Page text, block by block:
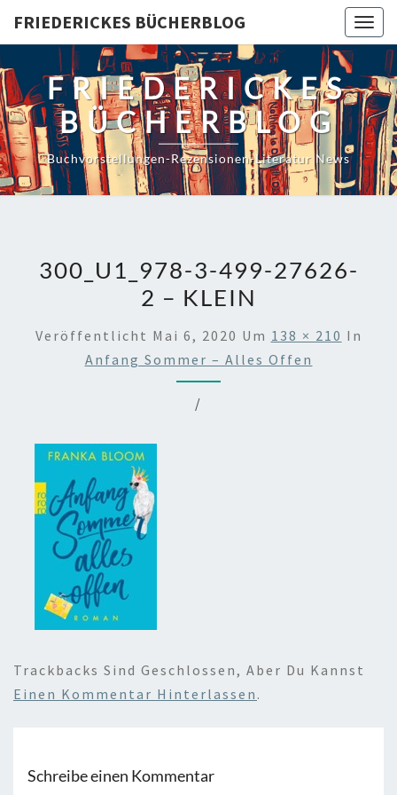
content
FRIEDERICKES BÜCHERBLOG
FRIEDERICKES
BÜCHERBLOG
Buchvorstellungen-Rezensionen-Literatur News
300_U1_978-3-499-27626-
2 – KLEIN
Veröffentlicht Mai 6, 2020 Um 138 × 210 In
Anfang Sommer – Alles Offen
/
Trackbacks Sind Geschlossen, Aber Du Kannst
Einen Kommentar Hinterlassen .
Schreibe einen Kommentar